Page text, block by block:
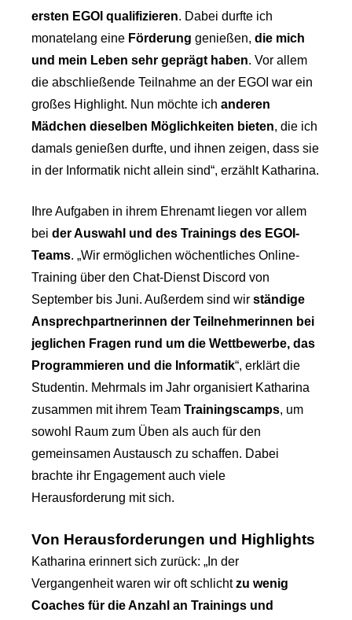
ersten EGOI qualifizieren. Dabei durfte ich
monatelang eine Förderung genießen, die mich
und mein Leben sehr geprägt haben. Vor allem
die abschließende Teilnahme an der EGOI war ein
großes Highlight. Nun möchte ich anderen
Mädchen dieselben Möglichkeiten bieten, die ich
damals genießen durfte, und ihnen zeigen, dass sie
in der Informatik nicht allein sind“, erzählt Katharina.
Ihre Aufgaben in ihrem Ehrenamt liegen vor allem
bei der Auswahl und des Trainings des EGOI-
Teams. „Wir ermöglichen wöchentliches Online-
Training über den Chat-Dienst Discord von
September bis Juni. Außerdem sind wir ständige
Ansprechpartnerinnen der Teilnehmerinnen bei
jeglichen Fragen rund um die Wettbewerbe, das
Programmieren und die Informatik“, erklärt die
Studentin. Mehrmals im Jahr organisiert Katharina
zusammen mit ihrem Team Trainingscamps, um
sowohl Raum zum Üben als auch für den
gemeinsamen Austausch zu schaffen. Dabei
brachte ihr Engagement auch viele
Herausforderung mit sich.
Von Herausforderungen und Highlights
Katharina erinnert sich zurück: „In der
Vergangenheit waren wir oft schlichtzu wenig
Coaches für die Anzahl an Trainings und